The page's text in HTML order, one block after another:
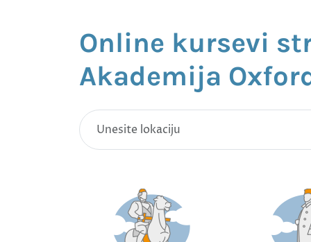
Online kursevi
Akademija